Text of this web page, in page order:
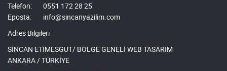
Telefon:
0551 172 28 25
Eposta:
info@sincanyazilim.com
Adres Bilgileri
SİNCAN ETİMESGUT/ BÖLGE GENELİ WEB TASARIM
ANKARA / TÜRKİYE